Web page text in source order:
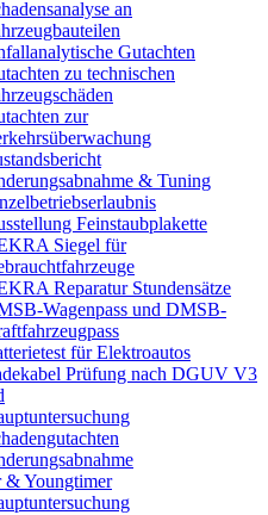
an
Gutachten
zu technischen
zur
& Tuning
Feinstaubplakette
Siegel für
Reparatur Stundensätze
Wagenpass und DMSB-
für Elektroautos
Prüfung nach DGUV V3
& Youngtimer